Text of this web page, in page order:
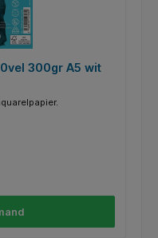
300gr A5 wit